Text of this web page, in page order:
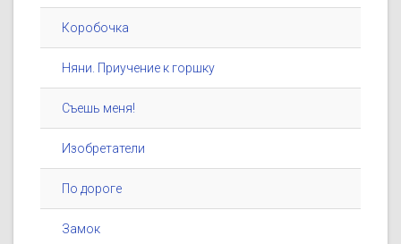
Коробочка
Няни. Приучение к горшку
Съешь меня!
Изобретатели
По дороге
Замок